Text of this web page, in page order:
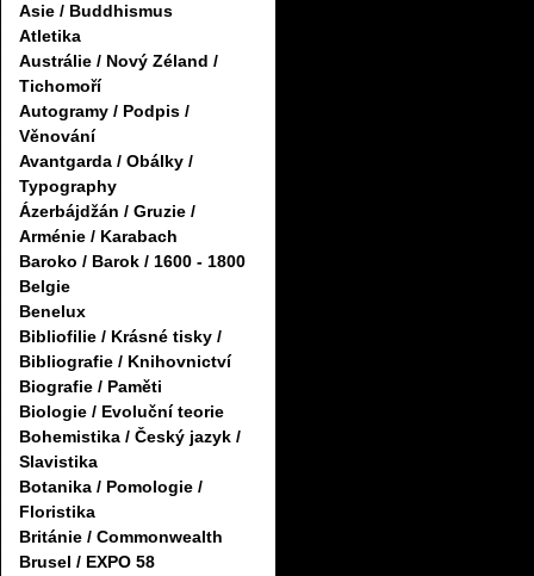
Asie / Buddhismus
Atletika
Austrálie / Nový Zéland /
Tichomoří
Autogramy / Podpis /
Věnování
Avantgarda / Obálky /
Typography
Ázerbájdžán / Gruzie /
Arménie / Karabach
Baroko / Barok / 1600 - 1800
Belgie
Benelux
Bibliofilie / Krásné tisky /
Bibliografie / Knihovnictví
Biografie / Paměti
Biologie / Evoluční teorie
Bohemistika / Český jazyk /
Slavistika
Botanika / Pomologie /
Floristika
Británie / Commonwealth
Brusel / EXPO 58